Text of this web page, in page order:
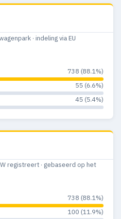
· indeling via EU
738 (88.1%)
55 (6.6%)
45 (5.4%)
registreert · gebaseerd op het
738 (88.1%)
100 (11.9%)